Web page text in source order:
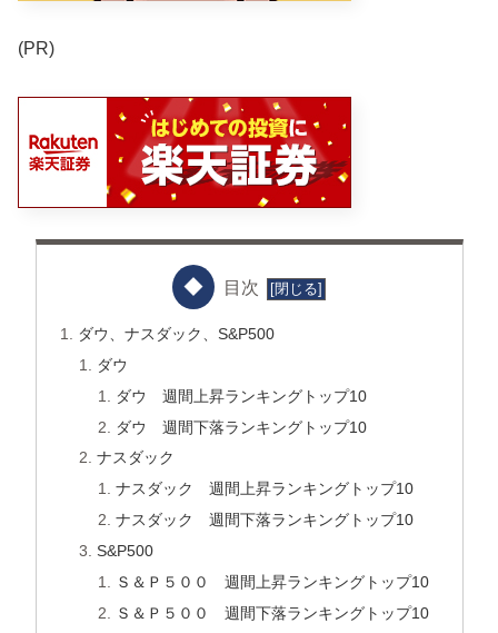
(PR)
目次
ダウ、ナスダック、S&P500
ダウ
ダウ 週間上昇ランキングトップ10
ダウ 週間下落ランキングトップ10
ナスダック
ナスダック 週間上昇ランキングトップ10
ナスダック 週間下落ランキングトップ10
S&P500
Ｓ＆Ｐ５００ 週間上昇ランキングトップ10
Ｓ＆Ｐ５００ 週間下落ランキングトップ10